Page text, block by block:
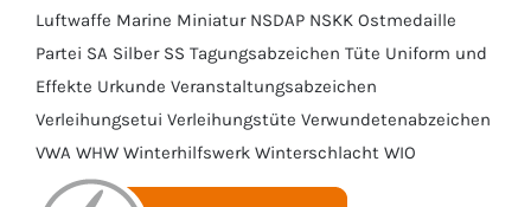
Luftwaffe Marine Miniatur NSDAP NSKK Ostmedaille
Partei SA Silber SS Tagungsabzeichen Tüte Uniform und
Effekte Urkunde Veranstaltungsabzeichen
Verleihungsetui Verleihungstüte Verwundetenabzeichen
VWA WHW Winterhilfswerk Winterschlacht WIO